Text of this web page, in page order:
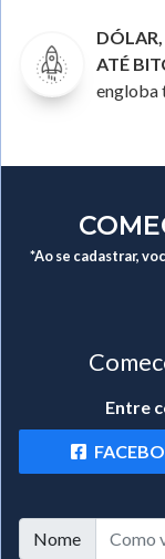
DÓLAR,
ATÉ
engloba
*Ao se cadastrar,
Entre
Nome